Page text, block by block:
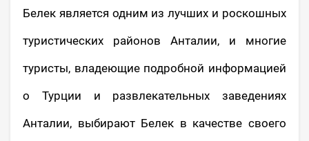
Белек является одним из лучших и роскошных
туристических районов Анталии, и многие
туристы, владеющие подробной информацией
о Турции и развлекательных заведениях
Анталии, выбирают Белек в качестве своего